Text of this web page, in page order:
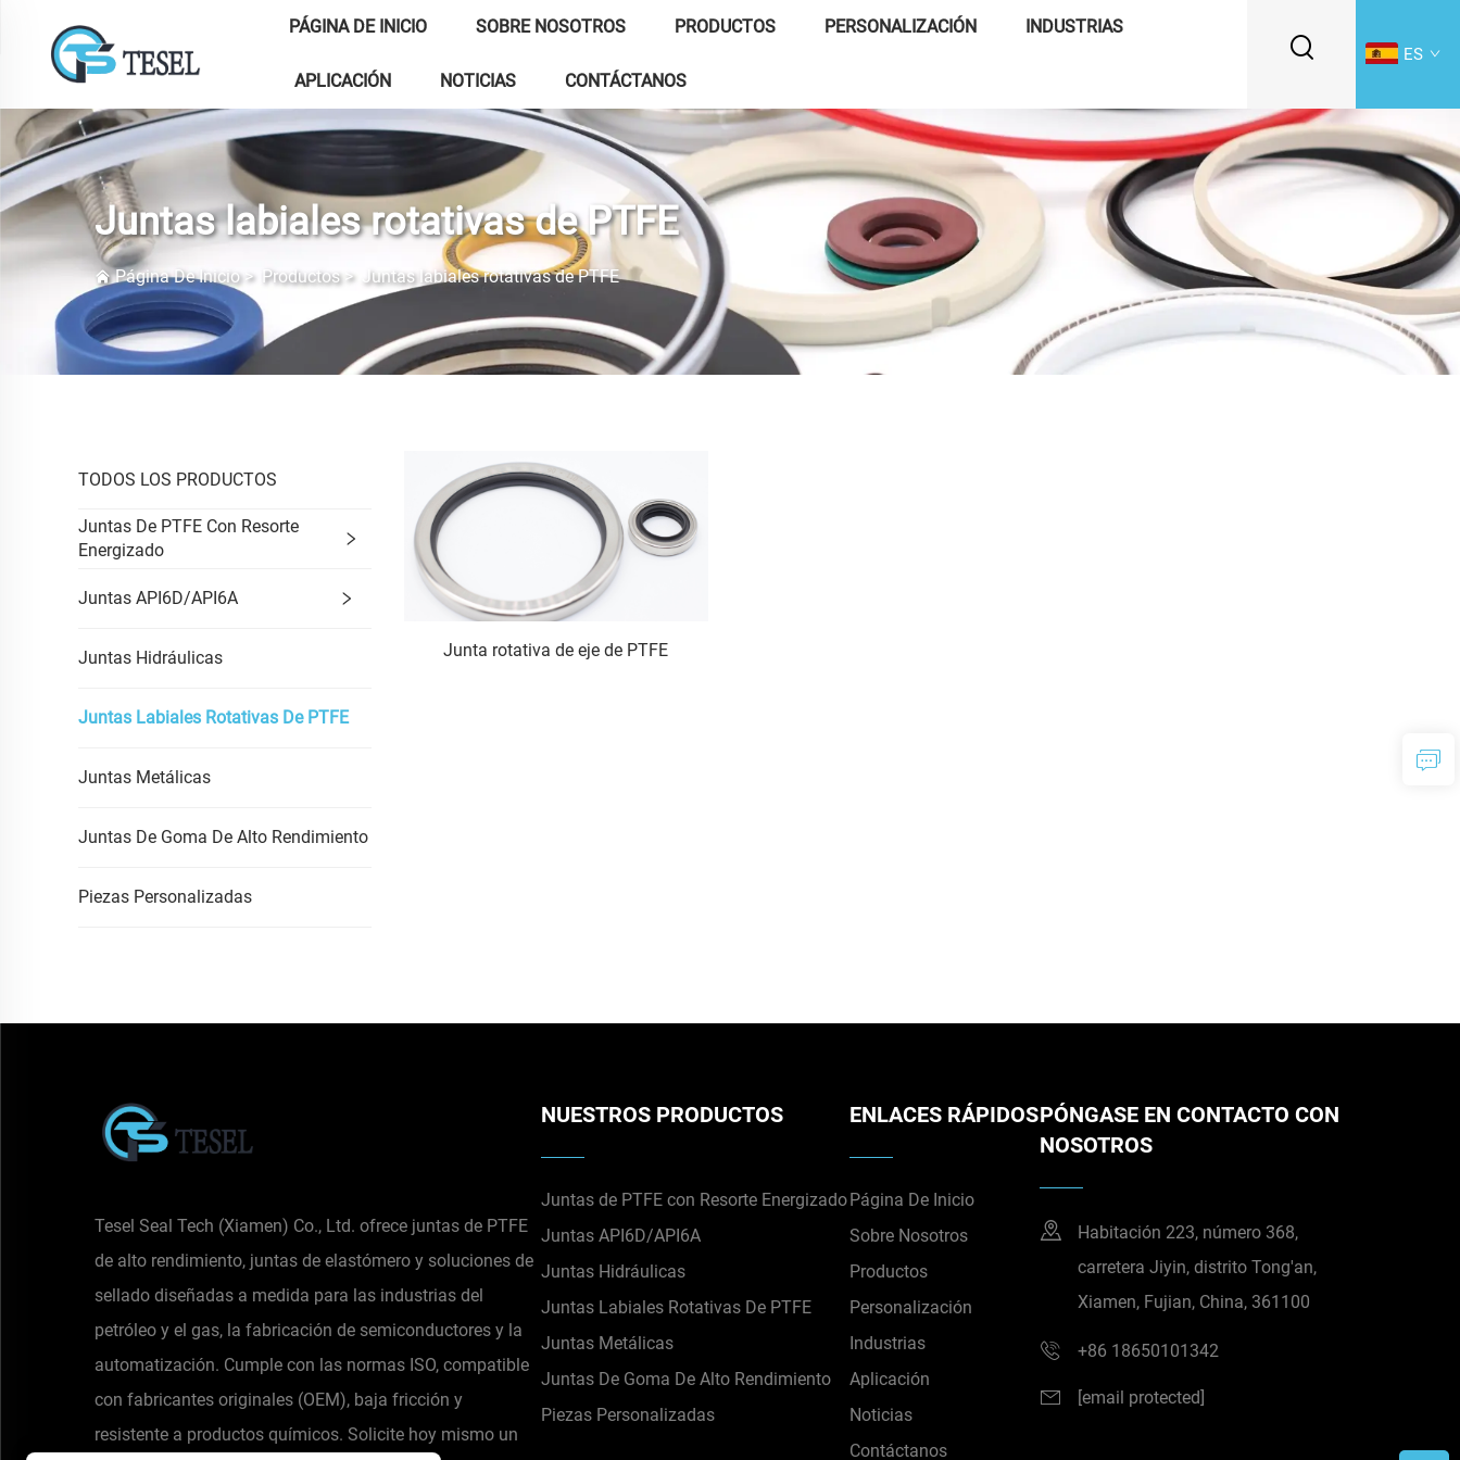
PÁGINA DE INICIO SOBRE NOSOTROS PRODUCTOS PERSONALIZACIÓN INDUSTRIAS
APLICACIÓN NOTICIAS CONTÁCTANOS
ES
Juntas labiales rotativas de PTFE
Página De Inicio> Productos> Juntas labiales rotativas de PTFE
TODOS LOS PRODUCTOS
Juntas De PTFE Con Resorte
Energizado
Juntas API6D/API6A
Juntas Hidráulicas
Juntas Labiales Rotativas De PTFE
Juntas Metálicas
Juntas De Goma De Alto Rendimiento
Piezas Personalizadas
Junta rotativa de eje de PTFE
Tesel Seal Tech (Xiamen) Co., Ltd. ofrece juntas de PTFE
de alto rendimiento, juntas de elastómero y soluciones de
sellado diseñadas a medida para las industrias del
petróleo y el gas, la fabricación de semiconductores y la
automatización. Cumple con las normas ISO, compatible
con fabricantes originales (OEM), baja fricción y
resistente a productos químicos. Solicite hoy mismo un
NUESTROS PRODUCTOS
Juntas de PTFE con Resorte Energizado
Juntas API6D/API6A
Juntas Hidráulicas
Juntas Labiales Rotativas De PTFE
Juntas Metálicas
Juntas De Goma De Alto Rendimiento
Piezas Personalizadas
ENLACES RÁPIDOS
Página De Inicio
Sobre Nosotros
Productos
Personalización
Industrias
Aplicación
Noticias
Contáctanos
PÓNGASE EN CONTACTO CON
NOSOTROS
Habitación 223, número 368,
carretera Jiyin, distrito Tong'an,
Xiamen, Fujian, China, 361100
+86 18650101342
[email protected]